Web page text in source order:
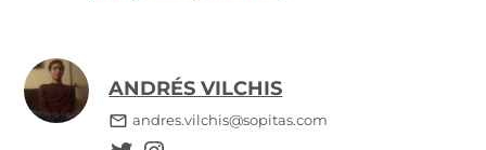
ANDRÉS VILCHIS
andres.vilchis@sopitas.com